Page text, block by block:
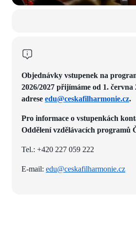
Objednávky vstupenek na
2026/2027 přijímáme od 1. června
adrese edu@ceskafilharmonie.cz.
Pro informace o vstupenkách
Oddělení vzdělávacích programů
Tel.: +420 227 059 222
E-mail: edu@ceskafilharmonie.cz